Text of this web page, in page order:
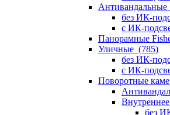
Антивандальные
без ИК-
с ИК-
Панорамные
Уличные (785)
без ИК-
с ИК-
Поворотные
без